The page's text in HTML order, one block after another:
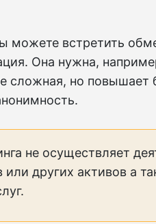
можете встретить
Она нужна,
сложная, но повышает
не осуществляет
или других активов а